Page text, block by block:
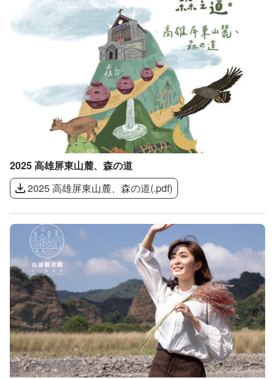
2025 高雄屏東山麓、森の道
2025 高雄屏東山麓、森の道(.pdf)